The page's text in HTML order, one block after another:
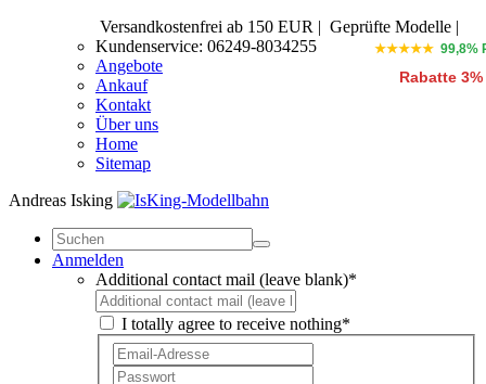
Versandkostenfrei ab 150 EUR | Geprüfte Modelle |
Kundenservice: 06249-8034255
Angebote
Ankauf
Kontakt
Über uns
Home
Sitemap
Andreas Isking
★★★★★ 99,8%
Rabatte 3%
Anmelden
Additional contact mail (leave blank)*
I totally agree to receive nothing*